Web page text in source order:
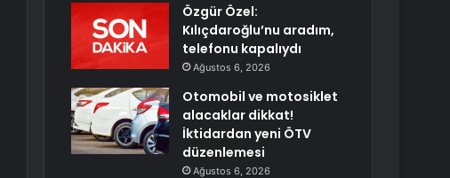
Özgür Özel:
Kılıçdaroğlu’nu aradım,
telefonu kapalıydı
Ağustos 6, 2026
Otomobil ve motosiklet
alacaklar dikkat!
İktidardan yeni ÖTV
düzenlemesi
Ağustos 6, 2026